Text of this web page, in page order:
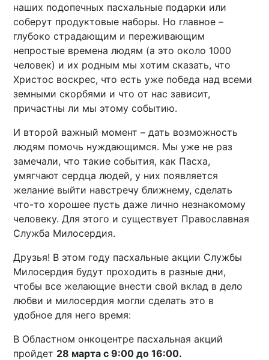
наших подопечных пасхальные подарки или
соберут продуктовые наборы. Но главное –
глубоко страдающим и переживающим
непростые времена людям (а это около 1000
человек) и их родным мы хотим сказать, что
Христос воскрес, что есть уже победа над всеми
земными скорбями и что от нас зависит,
причастны ли мы этому событию.
И второй важный момент – дать возможность
людям помочь нуждающимся. Мы уже не раз
замечали, что такие события, как Пасха,
умягчают сердца людей, у них появляется
желание выйти навстречу ближнему, сделать
что-то хорошее пусть даже лично незнакомому
человеку. Для этого и существует Православная
Служба Милосердия.
Друзья! В этом году пасхальные акции Службы
Милосердия будут проходить в разные дни,
чтобы все желающие внести свой вклад в дело
любви и милосердия могли сделать это в
удобное для него время:
В Областном онкоцентре пасхальная акций
пройдет 28 марта с 9:00 до 16:00.